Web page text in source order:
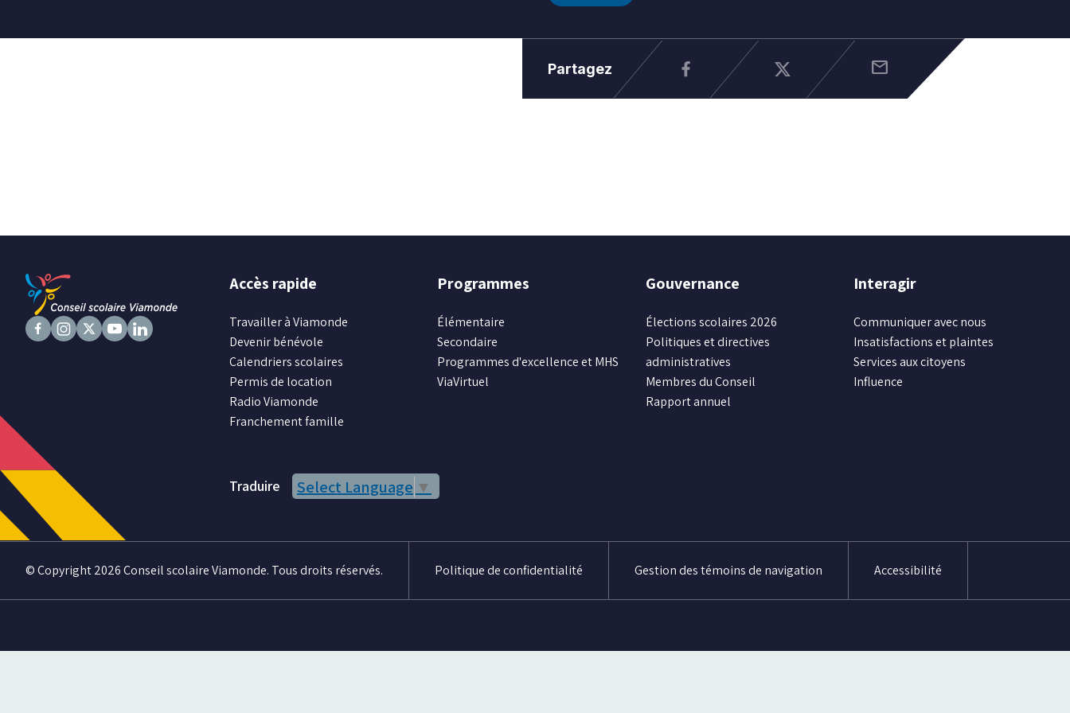
Partagez mail
Accès rapide
Travailler à Viamonde
Devenir bénévole
Calendriers scolaires
Permis de location
Radio Viamonde
Franchement famille
Programmes
Élémentaire
Secondaire
Programmes d'excellence et MHS
ViaVirtuel
Gouvernance
Élections scolaires 2026
Politiques et directives
administratives
Membres du Conseil
Rapport annuel
Interagir
Communiquer avec nous
Insatisfactions et plaintes
Services aux citoyens
Influence
Traduire Select Language ▼
© Copyright 2026 Conseil scolaire Viamonde. Tous droits réservés. Politique de confidentialité Gestion des témoins de navigation Accessibilité